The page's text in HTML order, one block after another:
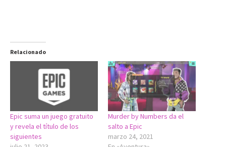
Relacionado
Epic suma un juego gratuito
y revela el título de los
siguientes
Murder by Numbers da el
salto a Epic
marzo 24, 2021